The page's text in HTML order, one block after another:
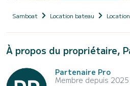
Samboat Location bateau
À propos du propriétaire,
Partenaire Pro
Membre depuis 2025